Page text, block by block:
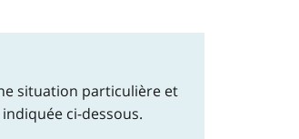
situation particulière et
ci-dessous.